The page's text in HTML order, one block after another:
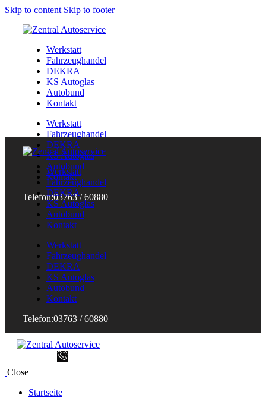
Skip to content Skip to footer
Werkstatt
Fahrzeughandel
DEKRA
KS Autoglas
Autobund
Kontakt
Werkstatt
Fahrzeughandel
DEKRA
KS Autoglas
Autobund
Kontakt
Telefon:03763 / 60880
Werkstatt
Fahrzeughandel
DEKRA
KS Autoglas
Autobund
Kontakt
Werkstatt
Fahrzeughandel
DEKRA
KS Autoglas
Autobund
Kontakt
Telefon:03763 / 60880
Close
Startseite